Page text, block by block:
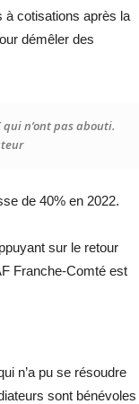
à cotisations après la
démêler des
n’ont pas abouti.
de 40% en 2022.
sur le retour
Franche-Comté est
n’a pu se résoudre
sont bénévoles